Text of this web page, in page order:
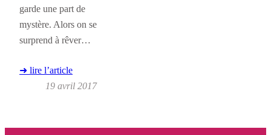
garde une part de
mystère. Alors on se
surprend à rêver…
➜ lire l’article
19 avril 2017